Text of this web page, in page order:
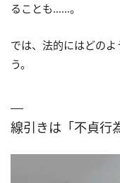
ることも……。
では、法的にはどの
う。
線引きは「不貞行